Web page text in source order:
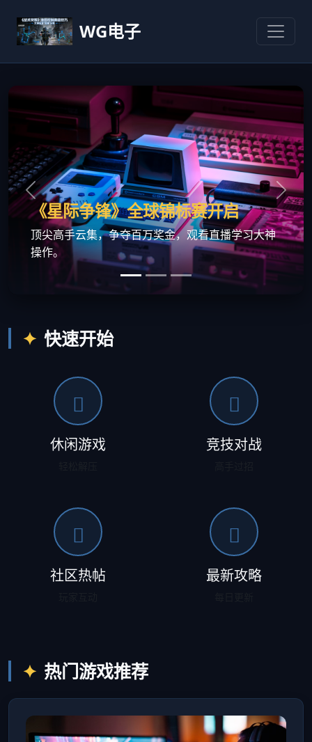
WG电子
wg电子 - 实战攻略分享，助你成
新游上线：《方块迷宫》
轻松休闲，锻炼脑力，即点即玩，无需下载。
快速开始
休闲游戏 竞技对战
社区热帖 最新攻略
热门游戏推荐